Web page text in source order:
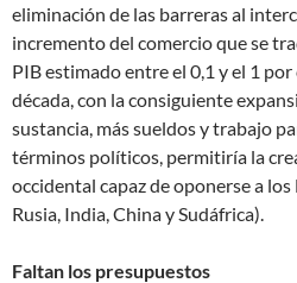
eliminación de las barreras al
incremento del comercio que se
PIB estimado entre el 0,1 y el 1
década, con la consiguiente
sustancia, más sueldos y trabajo
términos políticos, permitiría la
occidental capaz de oponerse a los
Rusia, India, China y Sudáfrica).
Faltan los presupuestos